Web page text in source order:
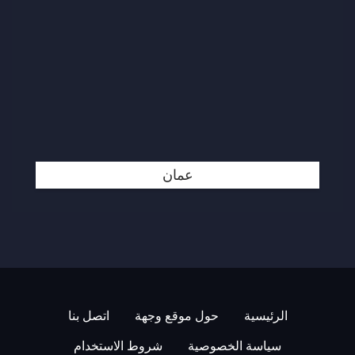
عمان
الرئيسية حول موقع وجهة اتصل بنا
سياسة الخصوصية شروط الاستخدام